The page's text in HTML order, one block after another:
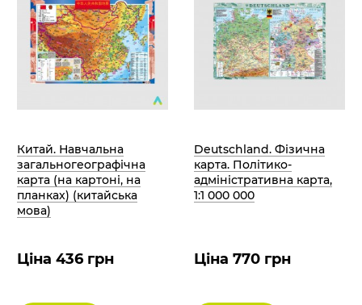
Китай. Навчальна
загальногеографічна
карта (на картоні, на
планках) (китайська
мова)
Ціна 436 грн
Deutschland. Фізична
карта. Політико-
адміністративна карта,
1:1 000 000
Ціна 770 грн